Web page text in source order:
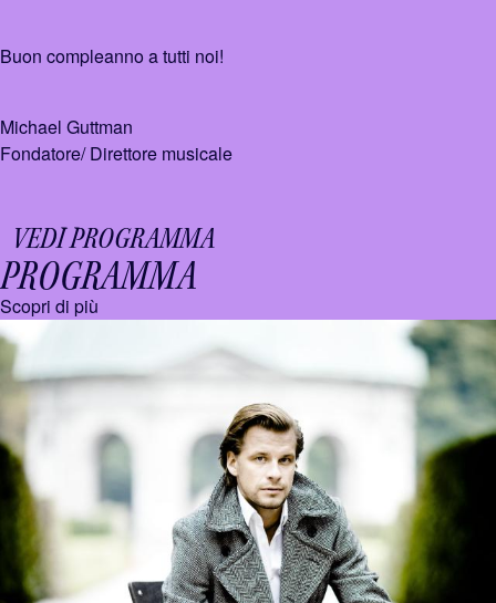
Buon compleanno a tutti noi!
Michael Guttman
Fondatore/ Direttore musicale
VEDI PROGRAMMA
PROGRAMMA
Scopri di più